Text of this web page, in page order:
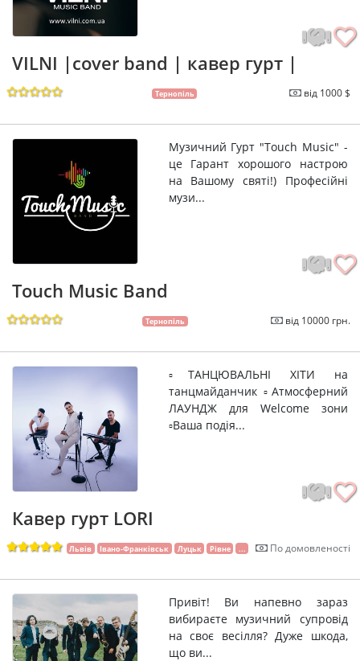
VILNI |cover band | кавер гурт |
Тернопіль від 1000 $
Музичний Гурт "Touch Music" -
це Гарант хорошого настрою
на Вашому святі!) Професійні
музи...
Touch Music Band
Тернопіль від 10000 грн.
▫️ТАНЦЮВАЛЬНІ ХІТИ на
танцмайданчик ▫️Атмосферний
ЛАУНДЖ для Welcome зони
▫️Ваша подія...
Кавер гурт LORI
Львів Івано-Франківськ Луцьк Рівне ... По домовленості
Привіт! Ви напевно зараз
вибираєте музичний супровід
на своє весілля? Дуже шкода,
що ви...